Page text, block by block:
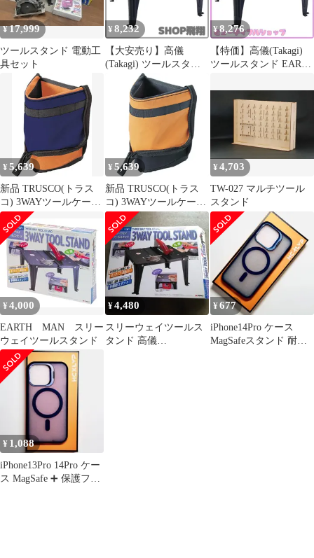
ライド丸鋸 ワークベン
チ EARTH 丸鋸 丸鋸ガ
イド ツールスタンド
DIY作業台 ツールスタ
ンド
DIY作業台 ワークベン
チ ジグソー テーブルソ
ー ツールスタンド ブラ
ック MAN EARTH
¥17,999
ツールスタンド 電動工
具セット
¥ 8,232
【大安売り】高儀
(Takagi) ツールスタン
ド EARTH MAN 3WAY
ブラック【トリマ・ジ
グソー・丸のこ 3種類
の電動工具が卓上タイ
プに】 テーブルソー 作
業台 トリマーテーブル
丸ノコ トリマー スライ
ド丸鋸 ワークベンチ 丸
鋸 丸鋸ガイド DIY
¥8,276
【特価】高儀(Takagi)
ツールスタンド EARTH
【トリマ・ジグソー・
丸のこ 3種類の電動工
具が卓上タイプに】 テ
ーブルソー 作業台 トリ
マーテーブル 丸ノコ ト
リマー スライド丸鋸 ワ
ークベンチ 丸鋸 丸鋸ガ
イド DIY作業
¥5,639
新品 TRUSCO(トラス
コ) 3WAYツールケース
KIRITS Lサイズ オレン
ジXネイビー T3TC-L-
OR
¥ 5,639
新品 TRUSCO(トラス
コ) 3WAYツールケース
KIRITS Lサイズ ネイビ
ーX黄 T3TC-L-NV
¥4,703
TW-027 マルチツール
スタンド
¥4,000
EARTH MAN スリー
ウェイツールスタンド
¥4,480
スリーウェイツールス
タンド 高儀
¥677
iPhone14Pro ケース
MagSafeスタンド 耐衝
¥ 1,088
iPhone13Pro 14Pro ケー
ス MagSafe ➕ 保護フィ